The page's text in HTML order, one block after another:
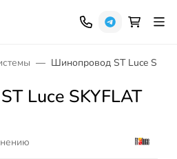
Шинопровод ST Luce
Luce SKYFLAT